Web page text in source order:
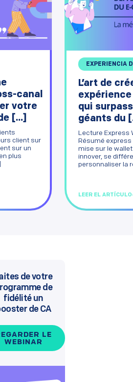
canal
votre
[...]
client sur
sur un
plus
EXPERIENCIA
L’art de
qui
géants du
Lecture Express
Résumé express
mise sur le
innover, se
personnaliser la
LEER EL ARTÍCULO
de votre
de
fidélité un
de CA
LE
WEBINAR